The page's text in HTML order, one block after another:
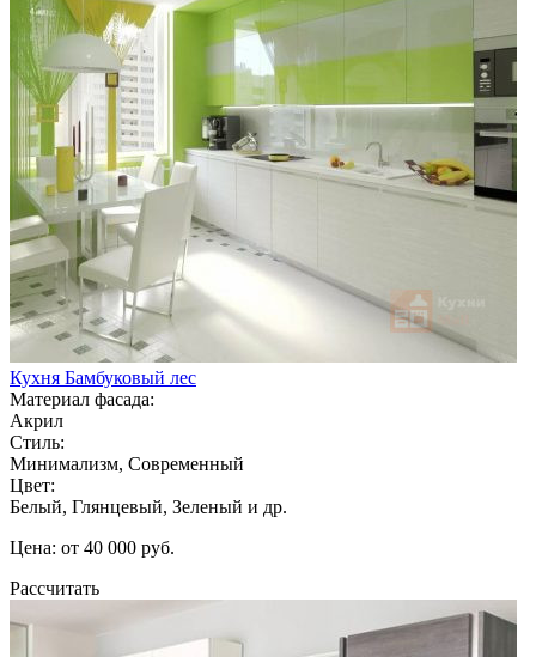
Кухня Бамбуковый лес
Материал фасада:
Акрил
Стиль:
Минимализм, Современный
Цвет:
Белый, Глянцевый, Зеленый и др.
Цена: от 40 000 руб.
Рассчитать